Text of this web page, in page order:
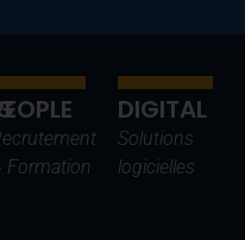
Formation
DIGITAL
Solutions
logicielles